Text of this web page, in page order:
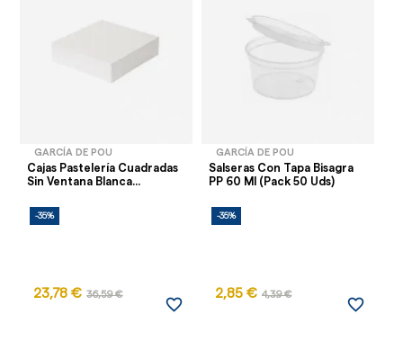
GARCÍA DE POU
Cajas Pastelería Cuadradas
Sin Ventana Blanca...
-35%
23,78 € 36,59 €
favorite_border
GARCÍA DE POU
Salseras Con Tapa Bisagra
PP 60 Ml (Pack 50 Uds)
-35%
2,85 € 4,39 €
favorite_border